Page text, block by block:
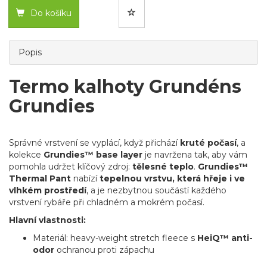
Do košíku
Popis
Termo kalhoty Grundéns
Grundies
Správné vrstvení se vyplácí, když přichází kruté počasí, a
kolekce Grundies™ base layer je navržena tak, aby vám
pomohla udržet klíčový zdroj: tělesné teplo. Grundies™
Thermal Pant nabízítepelnou vrstvu, která hřeje i ve
vlhkém prostředí, a je nezbytnou součástí každého
vrstvení rybáře při chladném a mokrém počasí.
Hlavní vlastnosti:
Materiál: heavy-weight stretch fleece s HeiQ™ anti-
odor ochranou proti zápachu